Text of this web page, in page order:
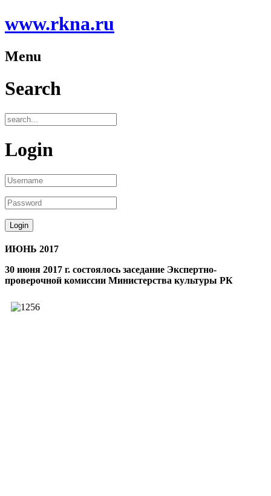
www.rkna.ru
Menu
Search
Login
ИЮНЬ 2017
30 июня 2017 г. состоялось заседание Экспертно-
проверочной комиссии Министерства культуры РК